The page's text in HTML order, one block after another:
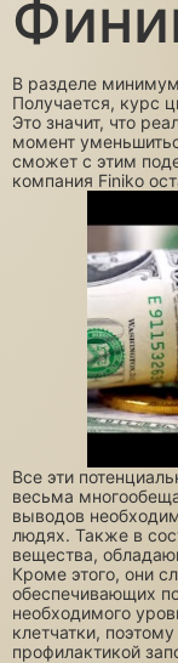
В разделе
Получается, курс
Это значит, что
момент
сможет с этим
компания Finiko
Все эти
весьма
выводов
людях. Также в
вещества,
Кроме этого, они
обеспечивающих
необходимого
клетчатки,
профилактикой